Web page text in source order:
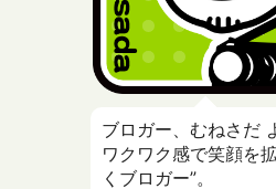
ブロガー、むねさだ
ワクワク感で笑顔を
くブロガー”。